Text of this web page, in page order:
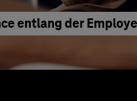
entlang der